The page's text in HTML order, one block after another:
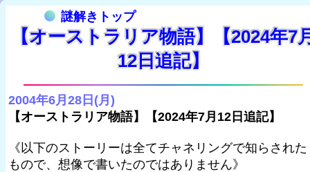
謎解きトップ
【オーストラリア物語】【2024年7
12日追記】
2004年6月28日(月)
【オーストラリア物語】【2024年7月12日追記】
《以下のストーリーは全てチャネリングで知らされた
もので、想像で書いたのではありません》